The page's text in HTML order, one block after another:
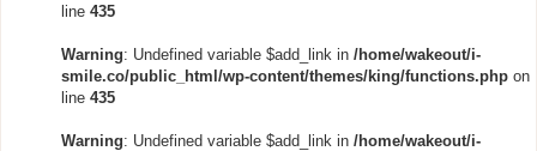
line 435
Warning: Undefined variable $add_link in /home/wakeout/i-
smile.co/public_html/wp-content/themes/king/functions.php on
line 435
Warning: Undefined variable $add_link in /home/wakeout/i-